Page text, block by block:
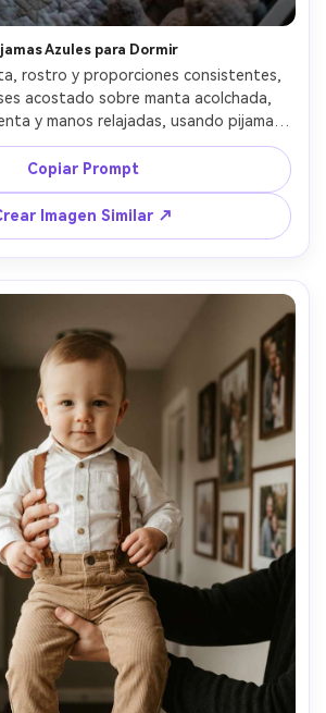
Azules para Dormir
rostro y proporciones consistentes,
acostado sobre manta acolchada,
y manos relajadas, usando pijamas
con patrón de lunas, ambiente de
con luz de lámpara tenue y bokeh de
cálida de tungsteno mezclada
de ventana, Canon R5, 50mm f/1.2,
composición centrada, sombras
de color cinematográfica suave, alta
editorial, emoción reconfortante al
Copiar Prompt
Imagen Similar ↗